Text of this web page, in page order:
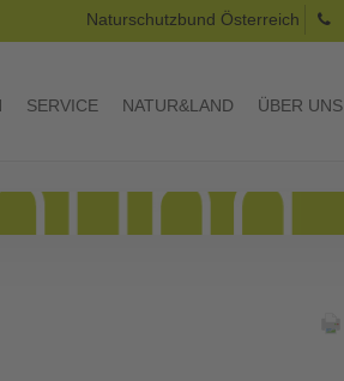
Naturschutzbund Österreich
SERVICE NATUR&LAND ÜBER UNS